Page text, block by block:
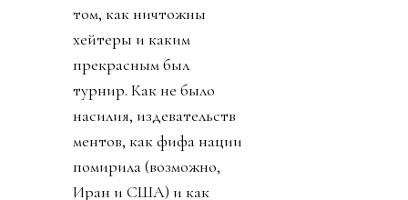
том, как ничтожны
хейтеры и каким
прекрасным был
турнир. Как не было
насилия, издевательств
ментов, как фифа нации
помирила (возможно,
Иран и США) и как